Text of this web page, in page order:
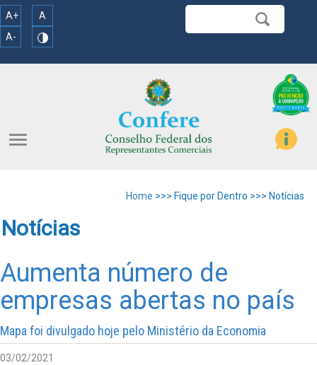
A+
A
A-
menu
Home >>> Fique por Dentro >>> Notícias
Notícias
Aumenta número de
empresas abertas no país
Mapa foi divulgado hoje pelo Ministério da Economia
03/02/2021